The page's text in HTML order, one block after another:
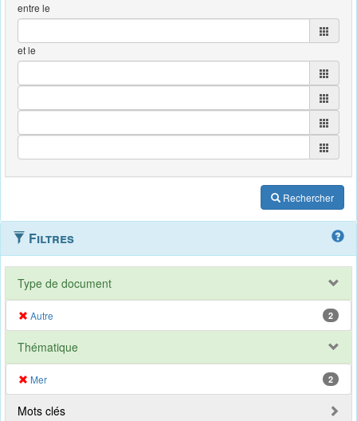
entre le
et le
Rechercher
Filtres
Type de document
Autre 2
Thématique
Mer 2
Mots clés